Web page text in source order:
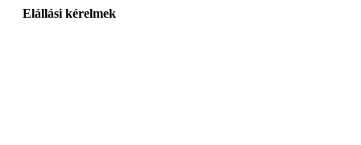
Elállási kérelmek